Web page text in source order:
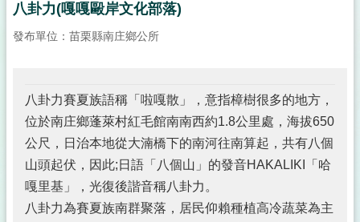
八卦力(嘎嘎毆岸文化部落)
發布單位：苗栗縣南庄鄉公所
八卦力賽夏族語稱「啦嘎散」，意指樟樹很多的地方，
位於南庄鄉蓬萊村紅毛館南南西約1.8公里處，海拔650
公尺，日治本地從大湳橋下的南河往南算起，共有八個
山頭起伏，因此;日語「八個山」的發音HAKALIKI「哈
嘎里基」，光復後諧音稱八卦力。
八卦力為賽夏族南群聚落，居民仰賴種植高冷蔬菜為主